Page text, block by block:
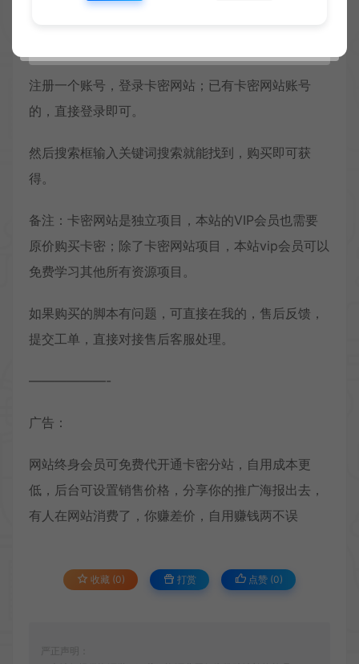
注册一个账号，登录卡密网站；已有卡密网站账号
的，直接登录即可。
然后搜索框输入关键词搜索就能找到，购买即可获
得。
备注：卡密网站是独立项目，本站的VIP会员也需要
原价购买卡密；除了卡密网站项目，本站vip会员可以
免费学习其他所有资源项目。
如果购买的脚本有问题，可直接在我的，售后反馈，
提交工单，直接对接售后客服处理。
——————-
广告：
网站终身会员可免费代开通卡密分站，自用成本更
低，后台可设置销售价格，分享你的推广海报出去，
有人在网站消费了，你赚差价，自用赚钱两不误
收藏 (0) 打赏 点赞 (0)
严正声明：